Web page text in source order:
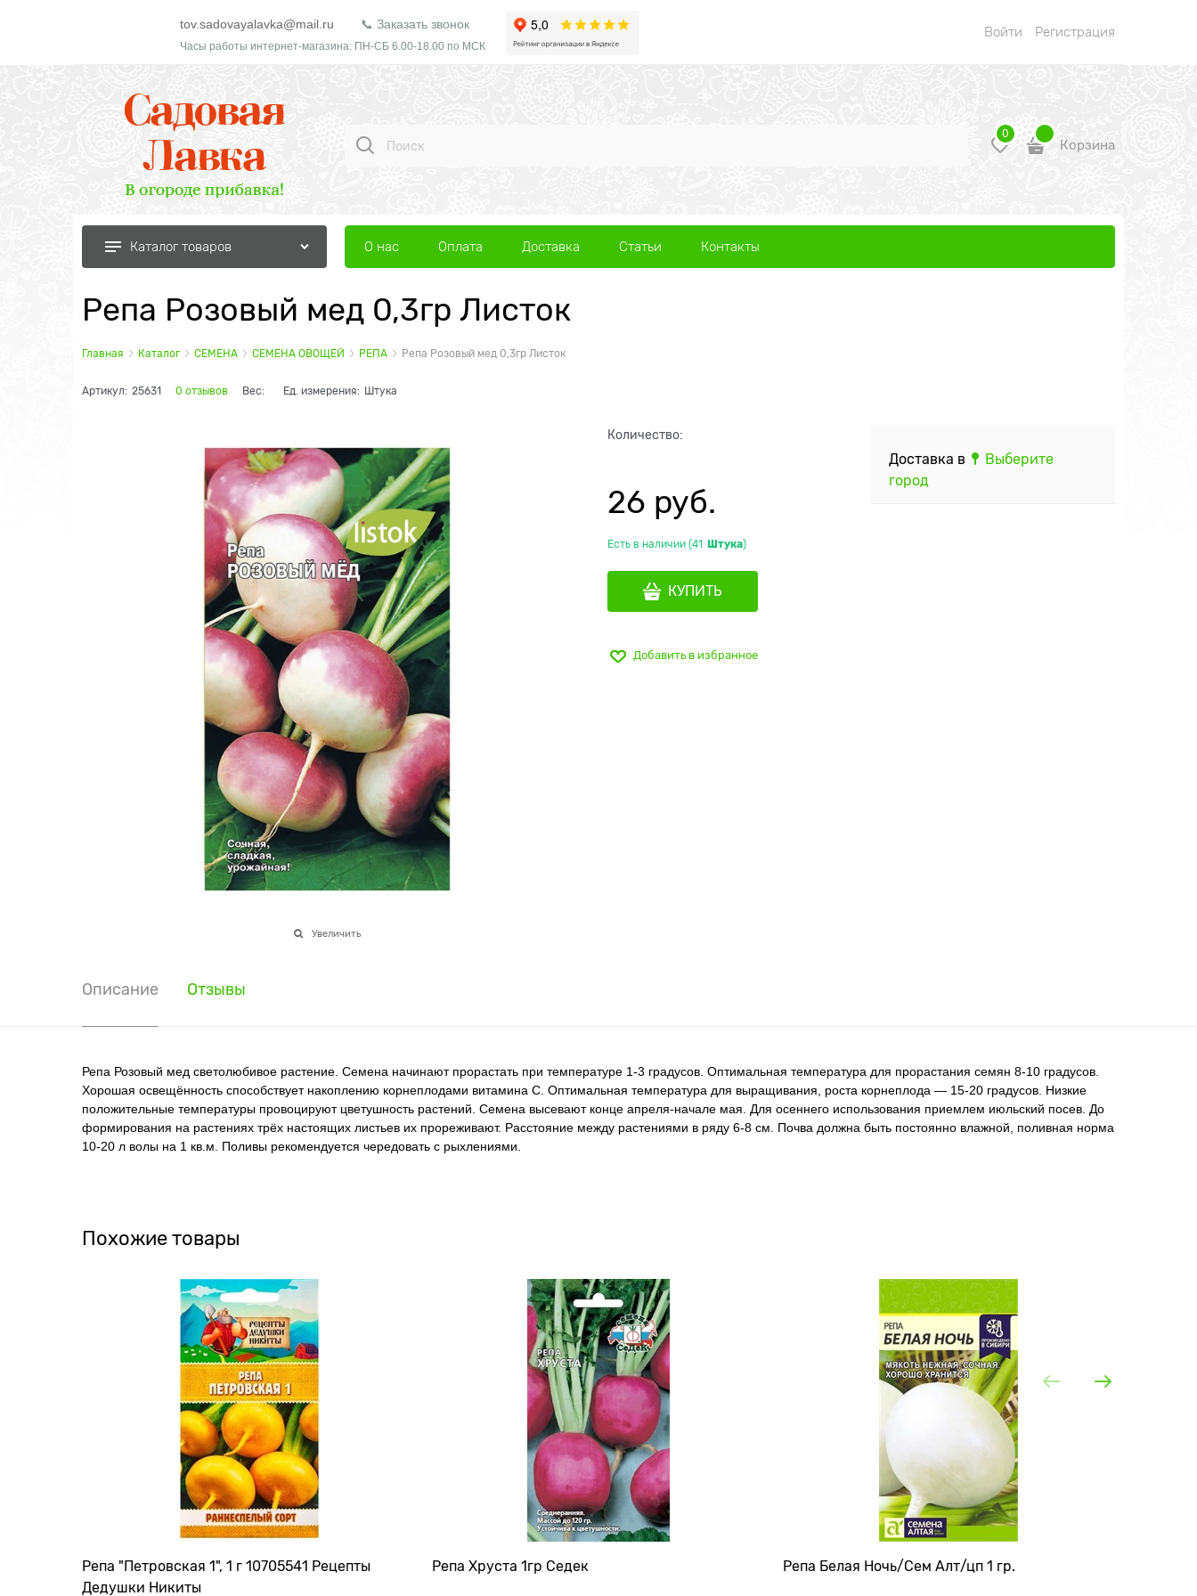
tov.sadovayalavka@mail.ru 📞 Заказать звонок
Часы работы интернет-магазина: ПН-СБ 6.00-18.00 по МСК
Войти Регистрация
0
Корзина
Каталог товаров О нас Оплата Доставка Статьи Контакты
Репа Розовый мед 0,3гр Листок
Главная Каталог СЕМЕНА СЕМЕНА ОВОЩЕЙ РЕПА Репа Розовый мед 0,3гр Листок
Артикул: 25631 0 отзывов Вес: Ед. измерения: Штука
Увеличить
Количество:
26 руб.
Есть в наличии (41 Штука)
КУПИТЬ
Добавить в избранное
Доставка в
Выберите
город
Описание Отзывы
Репа Розовый мед светолюбивое растение. Семена начинают прорастать при температуре 1-3 градусов. Оптимальная температура для прорастания семян 8-10 градусов.
Хорошая освещённость способствует накоплению корнеплодами витамина С. Оптимальная температура для выращивания, роста корнеплода — 15-20 градусов. Низкие
положительные температуры провоцируют цветушность растений. Семена высевают конце апреля-начале мая. Для осеннего использования приемлем июльский посев. До
формирования на растениях трёх настоящих листьев их прореживают. Расстояние между растениями в ряду 6-8 см. Почва должна быть постоянно влажной, поливная норма
10-20 л волы на 1 кв.м. Поливы рекомендуется чередовать с рыхлениями.
Похожие товары
Репа "Петровская 1", 1 г 10705541 Рецепты
Дедушки Никиты
Репа Хруста 1гр Седек Репа Белая Ночь/Сем Алт/цп 1 гр.